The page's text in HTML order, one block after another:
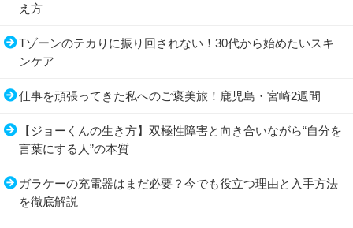
え方
Tゾーンのテカりに振り回されない！30代から始めたいスキ
ンケア
仕事を頑張ってきた私へのご褒美旅！鹿児島・宮崎2週間
【ジョーくんの生き方】双極性障害と向き合いながら“自分を
言葉にする人”の本質
ガラケーの充電器はまだ必要？今でも役立つ理由と入手方法
を徹底解説